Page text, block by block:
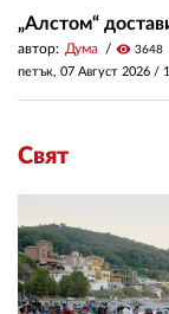
„Алстом“
автор: Дума visibility 3648
петък, 07 Август 2026 /
Свят